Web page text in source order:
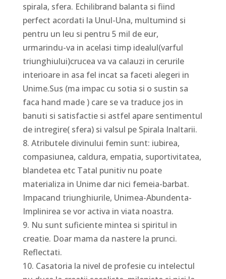
spirala, sfera. Echilibrand balanta si fiind
perfect acordati la Unul-Una, multumind si
pentru un leu si pentru 5 mil de eur,
urmarindu-va in acelasi timp idealul(varful
triunghiului)crucea va va calauzi in cerurile
interioare in asa fel incat sa faceti alegeri in
Unime.Sus (ma impac cu sotia si o sustin sa
faca hand made ) care se va traduce jos in
banuti si satisfactie si astfel apare sentimentul
de intregire( sfera) si valsul pe Spirala Inaltarii.
8. Atributele divinului femin sunt: iubirea,
compasiunea, caldura, empatia, suportivitatea,
blandetea etc Tatal punitiv nu poate
materializa in Unime dar nici femeia-barbat.
Impacand triunghiurile, Unimea-Abundenta-
Implinirea se vor activa in viata noastra.
9. Nu sunt suficiente mintea si spiritul in
creatie. Doar mama da nastere la prunci.
Reflectati.
10. Casatoria la nivel de profesie cu intelectul